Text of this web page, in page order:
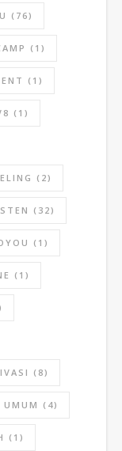
(76)
(1)
(1)
(1)
(2)
(32)
(1)
(1)
(8)
UMUM (4)
(1)